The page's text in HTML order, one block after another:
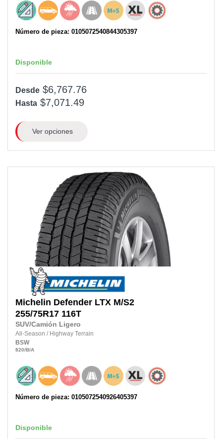
Número de pieza: 0105072540844305397
Disponible
Desde $6,767.76
Hasta $7,071.49
Ver opciones
Michelin Defender LTX M/S2
255/75R17 116T
SUV/Camión Ligero
All-Season / Highway Terrain
BSW
820/B/A
Número de pieza: 0105072540926405397
Disponible